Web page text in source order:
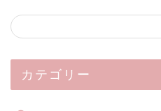
カテゴリー